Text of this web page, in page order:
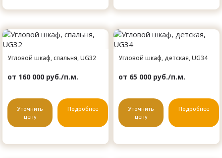
Угловой шкаф, спальня, UG32
от 160 000 руб./п.м.
Уточнить
цену
Подробнее
Угловой шкаф, детская, UG34
от 65 000 руб./п.м.
Уточнить
цену
Подробнее